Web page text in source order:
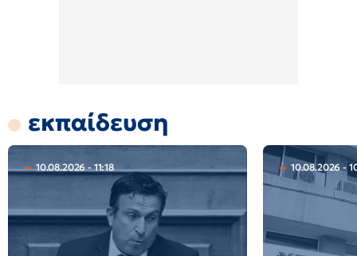
εκπαίδευση
10.08.2026 - 11:18 10.08.2026 -